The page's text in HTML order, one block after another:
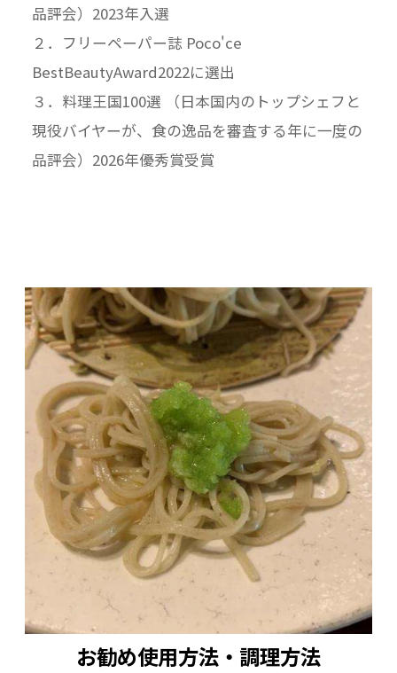
品評会）2023年入選
２．フリーペーパー誌 Poco'ce
BestBeautyAward2022に選出
３．料理王国100選 （日本国内のトップシェフと
現役バイヤーが、食の逸品を審査する年に一度の
品評会）2026年優秀賞受賞
お勧め使用方法・調理方法